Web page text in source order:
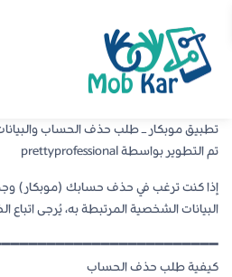
تطبيق موبكار – طلب حذف الحساب
تم التطوير بواسطة prettyprofessional
إذا كنت ترغب في حذف حسابك (موبكار)
البيانات الشخصية المرتبطة به، يُرجى اتباع
كيفية طلب حذف الحساب